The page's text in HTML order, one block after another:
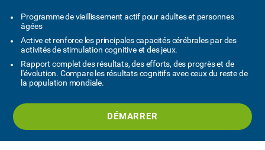
Programme de vieillissement actif pour adultes et personnes
âgées
Active et renforce les principales capacités cérébrales par des
activités de stimulation cognitive et des jeux.
Rapport complet des résultats, des efforts, des progrès et de
l'évolution. Compare les résultats cognitifs avec ceux du reste de
la population mondiale.
DÉMARRER